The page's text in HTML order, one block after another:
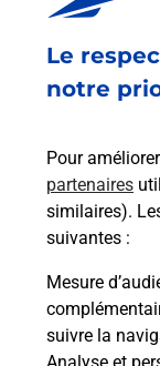
Le
notre
Pour
partenaires
similaires).
suivantes :
Mesure
suivre la
6
09100 LA
Malin !
La
en